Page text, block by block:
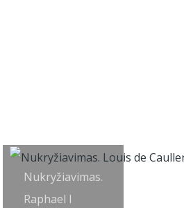
Nukryžiavimas.
Raphael I